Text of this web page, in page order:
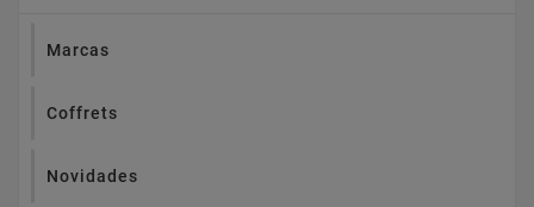
Marcas
Coffrets
Novidades